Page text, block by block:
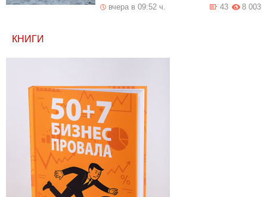
вчера в 09:52 ч. 8 003
43
КНИГИ